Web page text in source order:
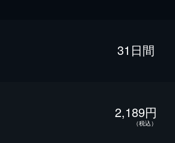
31日間
2,189円
（税込）